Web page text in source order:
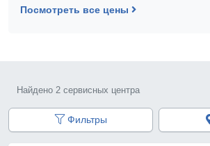
Посмотреть все цены
Найдено 2 сервисных центра
Фильтры